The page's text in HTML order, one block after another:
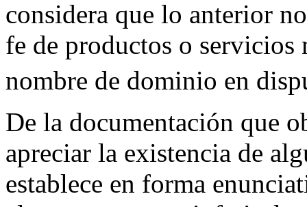
considera que lo anterior
fe de productos o
nombre de dominio en
De la documentación que
apreciar la existencia de
establece en forma